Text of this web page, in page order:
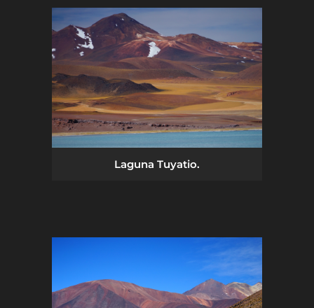
Laguna Tuyatio.